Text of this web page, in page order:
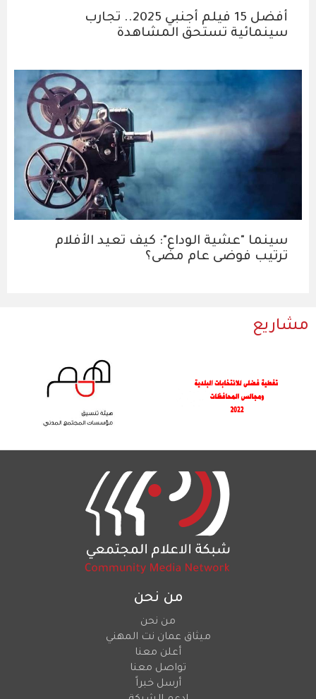
أفضل 15 فيلم أجنبي 2025.. تجارب
سينمائية تستحق المشاهدة
سينما "عشية الوداع": كيف تعيد الأفلام
ترتيب فوضى عام مضى؟
مشاريع
من نحن
من نحن
ميثاق عمان نت المهني
أعلن معنا
تواصل معنا
أرسل خبراً